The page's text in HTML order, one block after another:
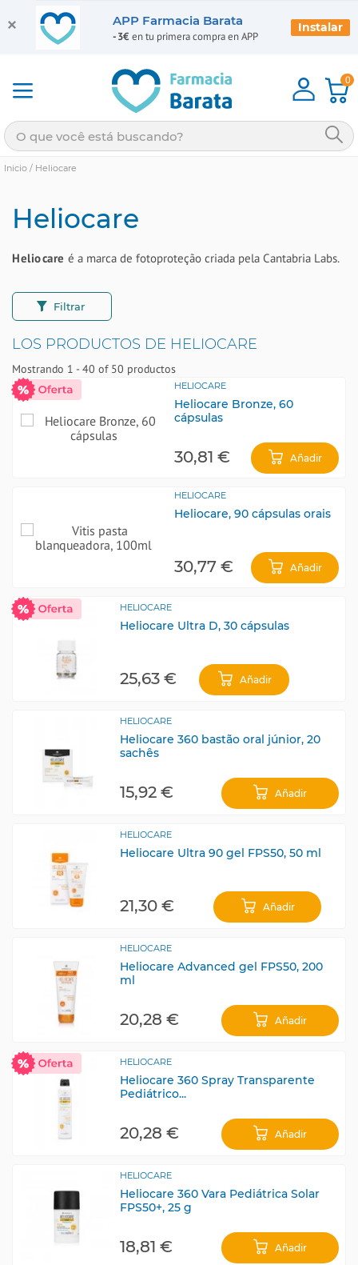
0
Inicio / Heliocare
Heliocare
Heliocare é a marca de fotoproteção criada pela Cantabria Labs.
Filtrar
LOS PRODUCTOS DE HELIOCARE
Mostrando 1 - 40 of 50 productos
HELIOCARE
Heliocare Bronze, 60
cápsulas
30,81 € Añadir
HELIOCARE
Heliocare, 90 cápsulas orais
30,77 € Añadir
HELIOCARE
Heliocare Ultra D, 30 cápsulas
25,63 € Añadir
HELIOCARE
Heliocare 360 bastão oral júnior, 20
sachês
15,92 € Añadir
HELIOCARE
Heliocare Ultra 90 gel FPS50, 50 ml
21,30 € Añadir
HELIOCARE
Heliocare Advanced gel FPS50, 200
ml
20,28 € Añadir
HELIOCARE
Heliocare 360 Spray Transparente
Pediátrico...
20,28 € Añadir
HELIOCARE
Heliocare 360 Vara Pediátrica Solar
FPS50+, 25 g
18,81 € Añadir
APP Farmacia Barata
-3€ en tu primera compra en APP
Instalar